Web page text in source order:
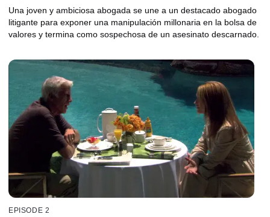
Una joven y ambiciosa abogada se une a un destacado abogado
litigante para exponer una manipulación millonaria en la bolsa de
valores y termina como sospechosa de un asesinato descarnado.
EPISODE 2